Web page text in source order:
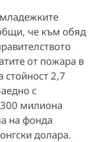
че към обяд
от пожара в
2,7
с
300 милиона
на фонда
долара.